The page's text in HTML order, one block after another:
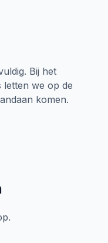
Bij het
letten we op de
komen.